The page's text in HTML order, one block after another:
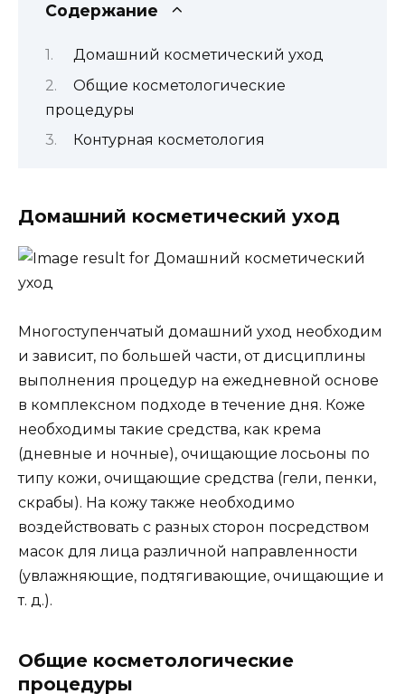
Содержание
Домашний косметический уход
Общие косметологические
процедуры
Контурная косметология
Домашний косметический уход
Многоступенчатый домашний уход необходим
и зависит, по большей части, от дисциплины
выполнения процедур на ежедневной основе
в комплексном подходе в течение дня. Коже
необходимы такие средства, как крема
(дневные и ночные), очищающие лосьоны по
типу кожи, очищающие средства (гели, пенки,
скрабы). На кожу также необходимо
воздействовать с разных сторон посредством
масок для лица различной направленности
(увлажняющие, подтягивающие, очищающие и
т. д.).
Общие косметологические
процедуры